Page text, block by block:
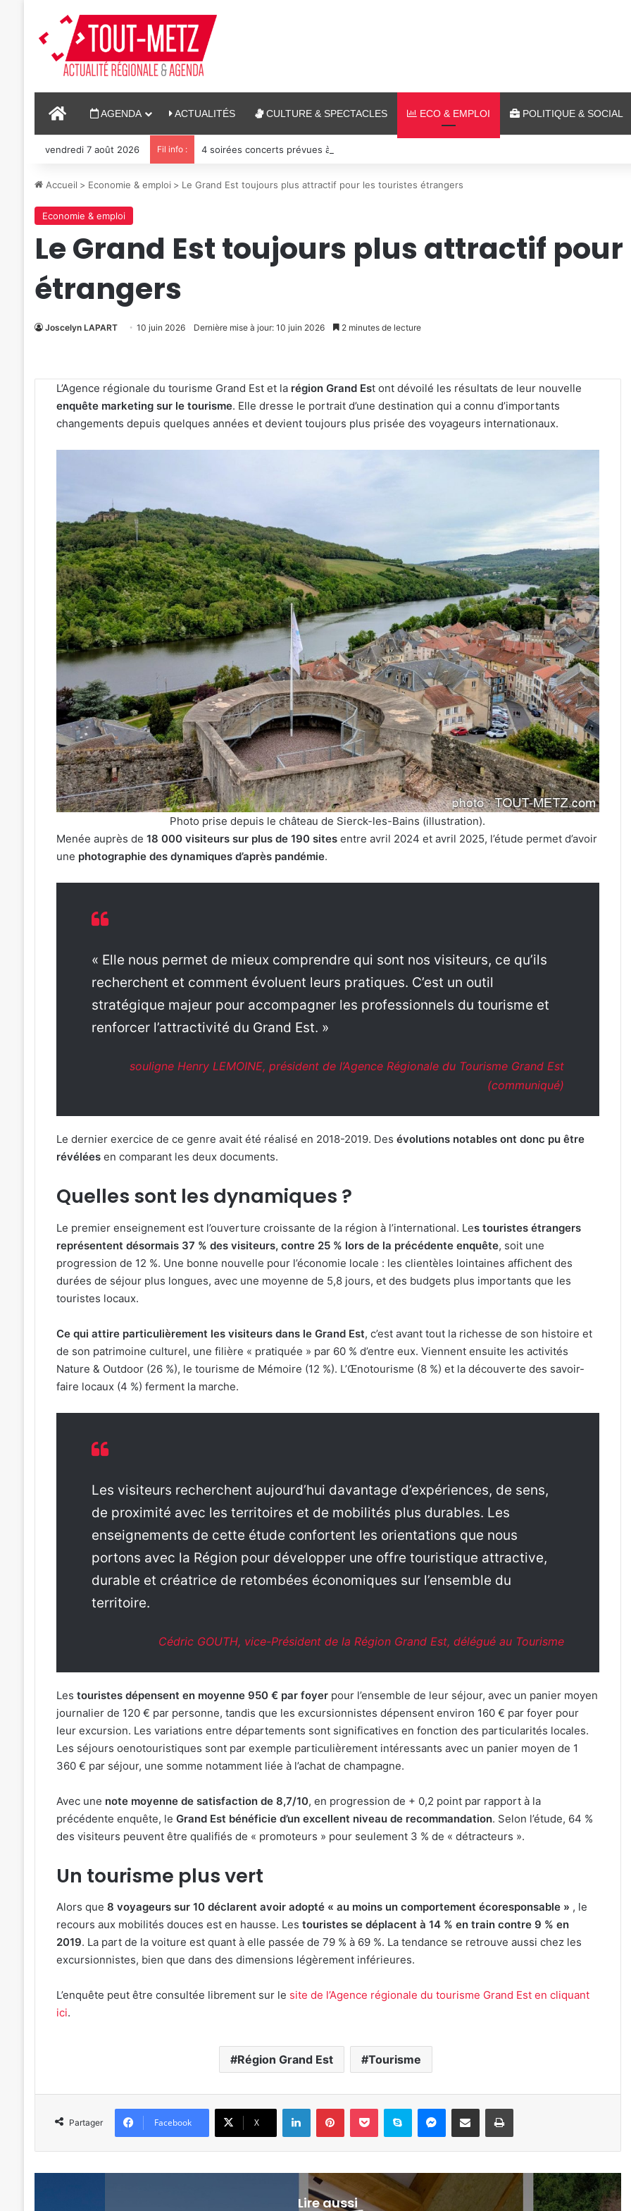
ACCUEILAGENDA ACTUALITÉS CULTURE & SPECTACLES ECO & EMPLOI POLITIQUE & SOCIAL
vendredi 7 août 2026 Fil info : 4 soirées concerts prévues à Ars-sur-Moselle du 7 au 28 août 2026
Accueil > Economie & emploi > Le Grand Est toujours plus attractif pour les touristes étrangers
Economie & emploi
Le Grand Est toujours plus attractif
étrangers
Joscelyn LAPART 10 juin 2026 Dernière mise à jour: 10 juin 2026 2 minutes de lecture
L’Agence régionale du tourisme Grand Est et la région Grand Est ont dévoilé les résultats de leur nouvelle
enquête marketing sur le tourisme. Elle dresse le portrait d’une destination qui a connu d’importants
changements depuis quelques années et devient toujours plus prisée des voyageurs internationaux.
Photo prise depuis le château de Sierck-les-Bains (illustration).
Menée auprès de 18 000 visiteurs sur plus de 190 sitesentre avril 2024 et avril 2025, l’étude permet d’avoir
une photographie des dynamiques d’après pandémie.
« Elle nous permet de mieux comprendre qui sont nos visiteurs, ce qu’ils
recherchent et comment évoluent leurs pratiques. C’est un outil
stratégique majeur pour accompagner les professionnels du tourisme et
renforcer l’attractivité du Grand Est. »
souligne Henry LEMOINE, président de l’Agence Régionale du Tourisme Grand Est
(communiqué)
Le dernier exercice de ce genre avait été réalisé en 2018-2019. Des évolutions notables ont donc pu être
révéléesen comparant les deux documents.
Quelles sont les dynamiques ?
Le premier enseignement est l’ouverture croissante de la région à l’international. Les touristes étrangers
représentent désormais 37 % des visiteurs, contre 25 % lors de la précédente enquête, soit une
progression de 12 %. Une bonne nouvelle pour l’économie locale : les clientèles lointaines affichent des
durées de séjour plus longues, avec une moyenne de 5,8 jours, et des budgets plus importants que les
touristes locaux.
Ce qui attire particulièrement les visiteurs dans le Grand Est, c’est avant tout la richesse de son histoire et
de son patrimoine culturel, une filière « pratiquée » par 60 % d’entre eux. Viennent ensuite les activités
Nature & Outdoor (26 %), le tourisme de Mémoire (12 %). L’Œnotourisme (8 %) et la découverte des savoir-
faire locaux (4 %) ferment la marche.
Les visiteurs recherchent aujourd’hui davantage d’expériences, de sens,
de proximité avec les territoires et de mobilités plus durables. Les
enseignements de cette étude confortent les orientations que nous
portons avec la Région pour développer une offre touristique attractive,
durable et créatrice de retombées économiques sur l’ensemble du
territoire.
Cédric GOUTH, vice-Président de la Région Grand Est, délégué au Tourisme
Les touristes dépensent en moyenne 950 € par foyerpour l’ensemble de leur séjour, avec un panier moyen
journalier de 120 € par personne, tandis que les excursionnistes dépensent environ 160 € par foyer pour
leur excursion. Les variations entre départements sont significatives en fonction des particularités locales.
Les séjours oenotouristiques sont par exemple particulièrement intéressants avec un panier moyen de 1
360 € par séjour, une somme notamment liée à l’achat de champagne.
Avec une note moyenne de satisfaction de 8,7/10, en progression de + 0,2 point par rapport à la
précédente enquête, le Grand Est bénéficie d’un excellent niveau de recommandation. Selon l’étude, 64 %
des visiteurs peuvent être qualifiés de « promoteurs » pour seulement 3 % de « détracteurs ».
Un tourisme plus vert
Alors que 8 voyageurs sur 10 déclarent avoir adopté « au moins un comportement écoresponsable » , le
recours aux mobilités douces est en hausse. Les touristes se déplacent à 14 % en train contre 9 % en
2019. La part de la voiture est quant à elle passée de 79 % à 69 %. La tendance se retrouve aussi chez les
excursionnistes, bien que dans des dimensions légèrement inférieures.
L’enquête peut être consultée librement sur le site de l’Agence régionale du tourisme Grand Est en cliquant
ici.
Région Grand Est Tourisme
Partager Facebook X
LinkedinPinterestPocket Skype Messenger
Partager par e-mail Imprimer
Lire aussi
sur l’avenir de nos
au cloître des Récollets à
L’Étape
du
Graoully
une
nouvelle
épreuve
cycliste
débarque
à
Metz
6 août 2026
L’Étape du Graoully : une nouvelle
épreuve cycliste débarque à Metz
4
soirées
concerts
prévues
à
Ars-
sur-
Moselle
du
7
au
28
août
2026
5 août 2026
4 soirées concerts prévues à
sur-Moselle du 7 au 28 août